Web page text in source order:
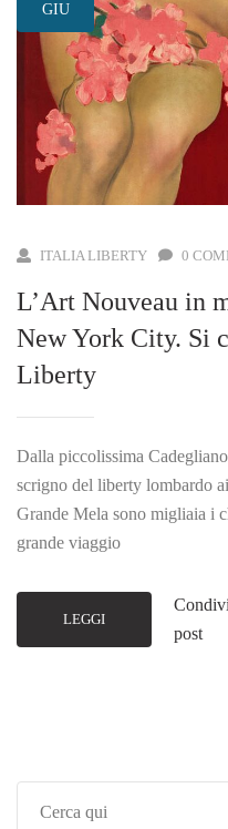
GIU
ITALIA LIBERTY 0
L’Art Nouveau in
New York City. Si
Liberty
Dalla piccolissima
scrigno del liberty lombardo
Grande Mela sono migliaia i
grande viaggio
LEGGI
post